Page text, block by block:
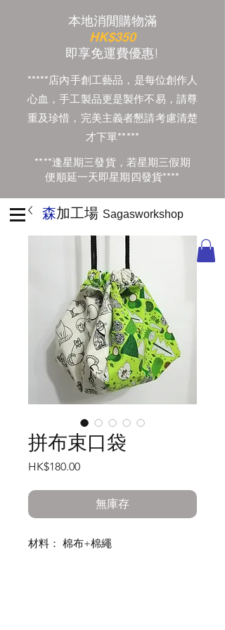
本地消閒購物滿
HK$350
​即享免運費優惠!
*****店內手創工藝品，是每位創作人
心血，手工製品更是製作不易，請尊
重及珍惜，完美主義者懇請考慮清楚
才下單*****
****逢星期三發貨，若星期三假期
便順延一天即星期四發貨****
森加工場 Sagasworkshop
拼布束口袋
HK$180.00價
無庫存
材料： 棉布+棉繩